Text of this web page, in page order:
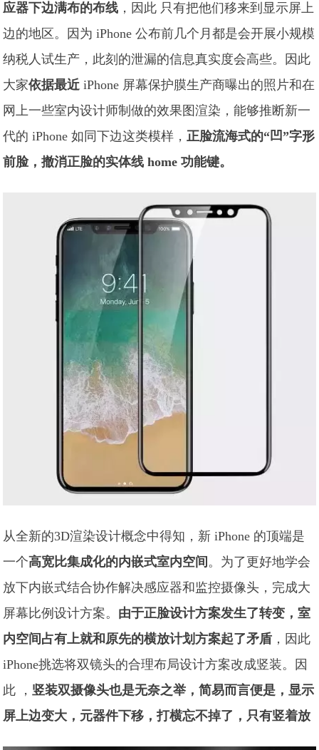
应器下边满布的布线 ，因此 只有把他们移来到显示屏上
边的地区。因为 iPhone 公布前几个月都是会开展小规模
纳税人试生产，此刻的泄漏的信息真实度会高些。因此
大家依据最近 iPhone 屏幕保护膜生产商曝出的照片和在
网上一些室内设计师制做的效果图渲染，能够推断新一
代的 iPhone 如同下边这类模样，正脸流海式的“凹”字形
前脸，撤消正脸的实体线 home 功能键。
从全新的3D渲染设计概念中得知，新 iPhone 的顶端是
一个高宽比集成化的内嵌式室内空间 。为了更好地学会
放下内嵌式结合协作解决感应器和监控摄像头，完成大
屏幕比例设计方案。 由于正脸设计方案发生了转变，室
内空间占有上就和原先的横放计划方案起了矛盾 ，因此
iPhone挑选将双镜头的合理布局设计方案改成竖装。因
此 ，竖装双摄像头也是无奈之举，简易而言便是，显示
屏上边变大，元器件下移，打横忘不掉了，只有竖着放